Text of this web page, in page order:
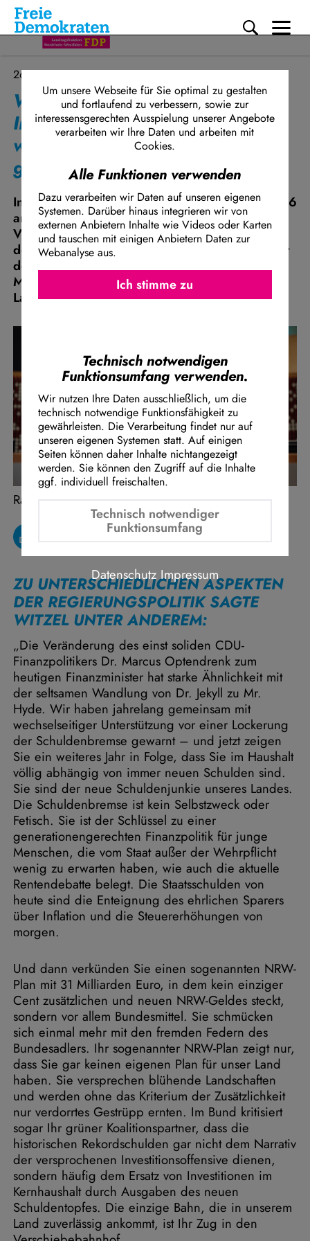
Direkt zum Inhalt
26.11.2025
Witzel (FDP): Zu viel
Improvisationstheater und zu
wenig Mathematik im schwarz-
grünen Haushalt
In der Generaldebatte zum Landeshaushalt 2026
am heutigen Mittwoch ist der stellvertretende
Vorsitzende und haushaltspolitische Sprecher
der FDP-Landtagsfraktion NRW, Ralf Witzel, mit
dem Schuldenkurs von Finanzminister Dr.
Marcus Optendrenk und der schwarz-grünen
Landesregierung hart ins Gericht gegangen.
Ralf Witzel
ZU UNTERSCHIEDLICHEN ASPEKTEN
DER REGIERUNGSPOLITIK SAGTE
WITZEL UNTER ANDEREM:
„Die Veränderung des einst soliden CDU-
Finanzpolitikers Dr. Marcus Optendrenk zum
heutigen Finanzminister hat starke Ähnlichkeit mit
der seltsamen Wandlung von Dr. Jekyll zu Mr.
Hyde. Wir haben jahrelang gemeinsam mit
wechselseitiger Unterstützung vor einer Lockerung
der Schuldenbremse gewarnt – und jetzt zeigen
Sie ein weiteres Jahr in Folge, dass Sie im Haushalt
völlig abhängig von immer neuen Schulden sind.
Sie sind der neue Schuldenjunkie unseres Landes.
Die Schuldenbremse ist kein Selbstzweck oder
Fetisch. Sie ist der Schlüssel zu einer
generationengerechten Finanzpolitik für junge
Menschen, die vom Staat außer der Wehrpflicht
wenig zu erwarten haben, wie auch die aktuelle
Rentendebatte belegt. Die Staatsschulden von
heute sind die Enteignung des ehrlichen Sparers
über Inflation und die Steuererhöhungen von
morgen.
Und dann verkünden Sie einen sogenannten NRW-
Plan mit 31 Milliarden Euro, in dem kein einziger
Cent zusätzlichen und neuen NRW-Geldes steckt,
sondern vor allem Bundesmittel. Sie schmücken
sich einmal mehr mit den fremden Federn des
Bundesadlers. Ihr sogenannter NRW-Plan zeigt nur,
dass Sie gar keinen eigenen Plan für unser Land
haben. Sie versprechen blühende Landschaften
und werden ohne das Kriterium der Zusätzlichkeit
nur verdorrtes Gestrüpp ernten. Im Bund kritisiert
sogar Ihr grüner Koalitionspartner, dass die
historischen Rekordschulden gar nicht dem Narrativ
der versprochenen Investitionsoffensive dienen,
sondern häufig dem Ersatz von Investitionen im
Kernhaushalt durch Ausgaben des neuen
Schuldentopfes. Die einzige Bahn, die in unserem
Land zuverlässig ankommt, ist Ihr Zug in den
Um unsere Webseite für Sie optimal zu gestalten
und fortlaufend zu verbessern, sowie zur
interessensgerechten Ausspielung unserer Angebote
verarbeiten wir Ihre Daten und arbeiten mit
Cookies.
Technisch notwendigen
Funktionsumfang verwenden.
Wir nutzen Ihre Daten ausschließlich, um die
technisch notwendige Funktionsfähigkeit zu
gewährleisten. Die Verarbeitung findet nur auf
unseren eigenen Systemen statt. Auf einigen
Seiten können daher Inhalte nichtangezeigt
werden. Sie können den Zugriff auf die Inhalte
ggf. individuell freischalten.
Technisch notwendiger
Funktionsumfang
Alle Funktionen verwenden
Dazu verarbeiten wir Daten auf unseren eigenen
Systemen. Darüber hinaus integrieren wir von
externen Anbietern Inhalte wie Videos oder Karten
und tauschen mit einigen Anbietern Daten zur
Webanalyse aus.
Facebook Embed / Facebook Connect
Google Maps Embed
Ich stimme zu
Ich stimme
Datenschutz Impressum